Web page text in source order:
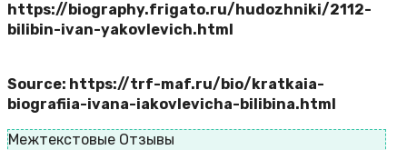
https://biography.frigato.ru/hudozhniki/2112-
bilibin-ivan-yakovlevich.html
Source: https://trf-maf.ru/bio/kratkaia-
biografiia-ivana-iakovlevicha-bilibina.html
Межтекстовые Отзывы